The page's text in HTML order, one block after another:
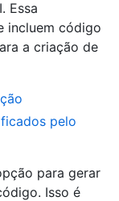
Essa
incluem código
a criação de
pelo
para gerar
Isso é